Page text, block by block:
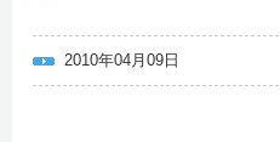
2010年04月09日